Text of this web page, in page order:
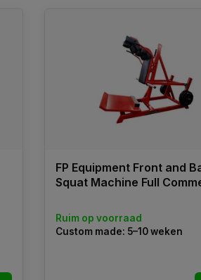
FP Equipment Front and
Squat Machine Full
Ruim op voorraad
Custom made: 5–10 weken